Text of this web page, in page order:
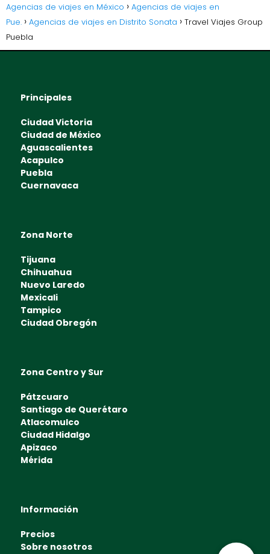
Agencias de viajes en México
Agencias de viajes en
Pue.
Agencias de viajes en Distrito Sonata
Travel Viajes Group
Puebla
Principales
Ciudad Victoria
Ciudad de México
Aguascalientes
Acapulco
Puebla
Cuernavaca
Zona Norte
Tijuana
Chihuahua
Nuevo Laredo
Mexicali
Tampico
Ciudad Obregón
Zona Centro y Sur
Pátzcuaro
Santiago de Querétaro
Atlacomulco
Ciudad Hidalgo
Apizaco
Mérida
Información
Precios
Sobre nosotros